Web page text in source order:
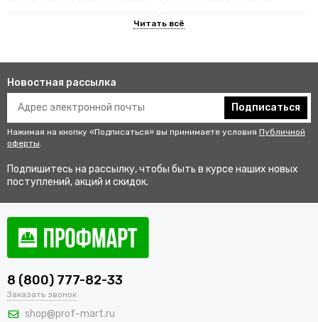
изделий
Гарантируют улучшенную видимость человека и его
безопасность на рабочем месте. В результате этого
снижается риск аварии и получения травмы.
Не мешаются во время выполнения профессиональных
Соответствуют стандартам качества, так как проходят
Купить одежду сигнальную для
работников оптом и в розницу с
доставкой по Сызрани
В интернет-магазине «ПрофМарт» можно купить сигнальную
одежду для персонала. Мы работаем с оптовыми и
розничными покупателями. Предлагаем на выбор сигнальные
Новостная рассылка
Подписаться
Нажимая на кнопку «Подписаться» вы принимаете условия Публичной
оферты.
Подпишитесь на рассылку, чтобы быть в курсе наших новых
поступлений, акций и скидок.
8 (800) 777-82-33
Заказать звонок
shop@prof-mart.ru